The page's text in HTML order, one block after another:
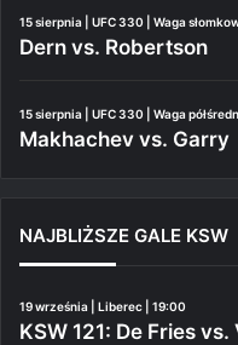
15 sierpnia | UFC 330 | Waga
Dern vs. Robertson
15 sierpnia | UFC 330 | Waga
Makhachev vs. Garry
NAJBLIŻSZE GALE KSW
19 września | Liberec | 19:00
KSW 121: De Fries vs.